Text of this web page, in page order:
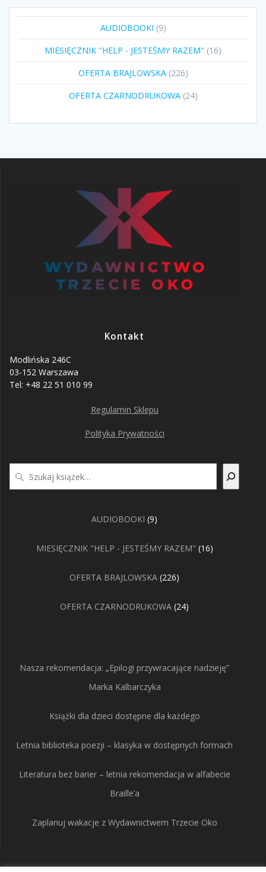
AUDIOBOOKI 99
produktów
MIESIĘCZNIK "HELP - JESTEŚMY RAZEM" 1616
produktów
OFERTA BRAJLOWSKA 226226
produktów
OFERTA CZARNODRUKOWA 2424
Kontakt
Modlińska 246C
03-152 Warszawa
Tel: +48 22 51 010 99
Regulamin Sklepu
Polityka Prywatności
AUDIOBOOKI 99
MIESIĘCZNIK "HELP - JESTEŚMY RAZEM" 1616
OFERTA BRAJLOWSKA 226226
OFERTA CZARNODRUKOWA 2424
Nasza rekomendacja: „Epilogi przywracające nadzieję”
Marka Kalbarczyka
Książki dla dzieci dostępne dla każdego
Letnia biblioteka poezji – klasyka w dostępnych formach
Literatura bez barier – letnia rekomendacja w alfabecie
Braille’a
Zaplanuj wakacje z Wydawnictwem Trzecie Oko